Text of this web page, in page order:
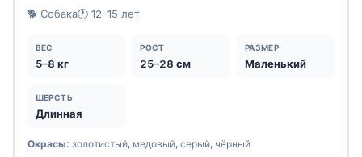
🐕 Собака🕐 12–15 лет
ВЕС
5–8 кг
РОСТ
25–28 см
РАЗМЕР
Маленький
ШЕРСТЬ
Длинная
Окрасы: золотистый, медовый, серый, чёрный